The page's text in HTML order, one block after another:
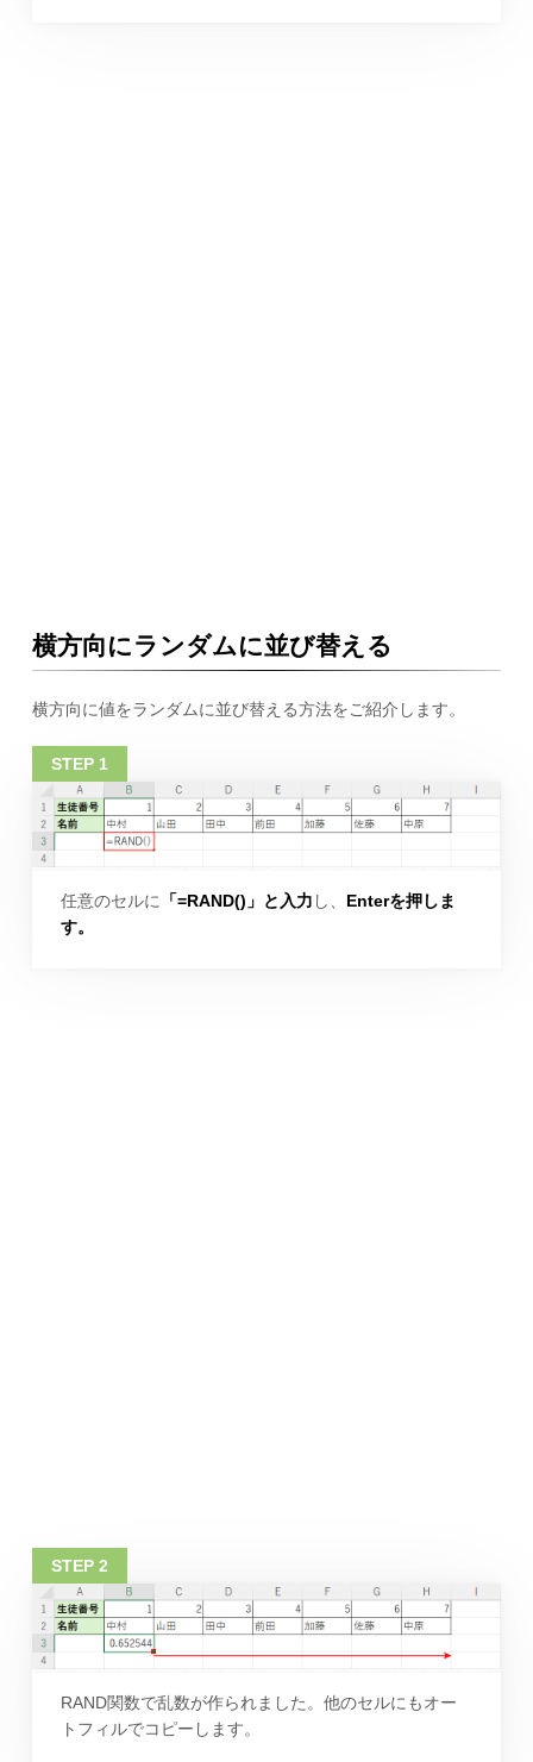
横方向にランダムに並び替える
横方向に値をランダムに並び替える方法をご紹介します。
任意のセルに 「=RAND()」と入力 し、 Enterを押しま
す。
RAND関数で乱数が作られました。他のセルにもオー
トフィルでコピーします。